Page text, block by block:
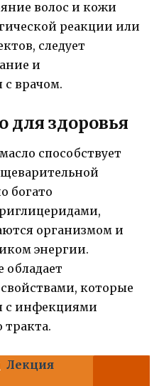
волос и кожи
реакции или
следует
и
с врачом.
для здоровья
способствует
богато
организмом и
энергии.
обладает
которые
с инфекциями
Лекция